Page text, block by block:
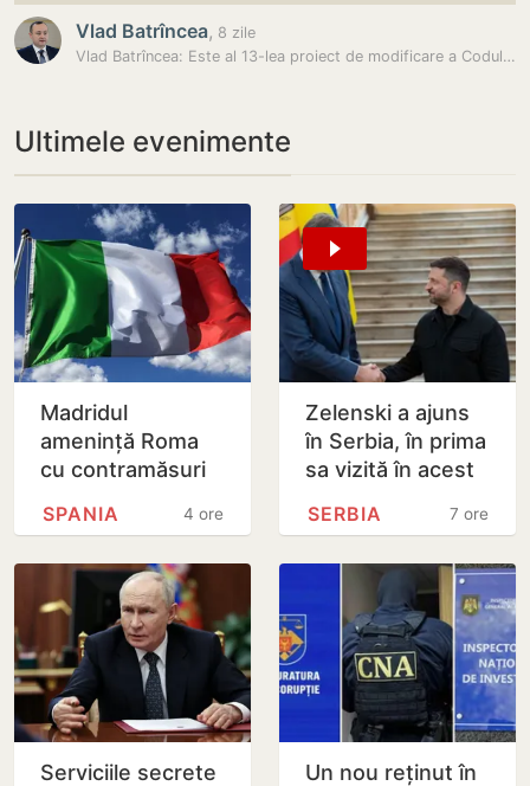
Vlad Batrîncea, 8 zile
Vlad Batrîncea: Este al 13-lea proiect de modificare a Codului…
Ultimele evenimente
Madridul
amenință Roma
cu contramăsuri
renunță la
frontieră pentru…
4 ore
SPANIA
Zelenski a ajuns
în Serbia, în prima
sa vizită în acest
tradițional al
7 ore
SERBIA
Serviciile secrete
Un nou reținut în